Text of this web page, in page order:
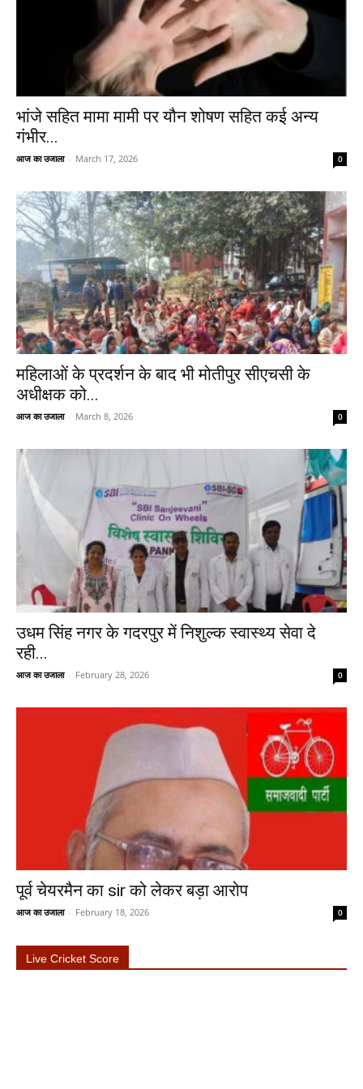
भांजे सहित मामा मामी पर यौन शोषण सहित कई अन्य
गंभीर...
आज का उजाला - March 17, 2026 0
महिलाओं के प्रदर्शन के बाद भी मोतीपुर सीएचसी के
अधीक्षक को...
आज का उजाला - March 8, 2026 0
उधम सिंह नगर के गदरपुर में निशुल्क स्वास्थ्य सेवा दे
रही...
आज का उजाला - February 28, 2026 0
पूर्व चेयरमैन का sir को लेकर बड़ा आरोप
आज का उजाला - February 18, 2026 0
Live Cricket Score